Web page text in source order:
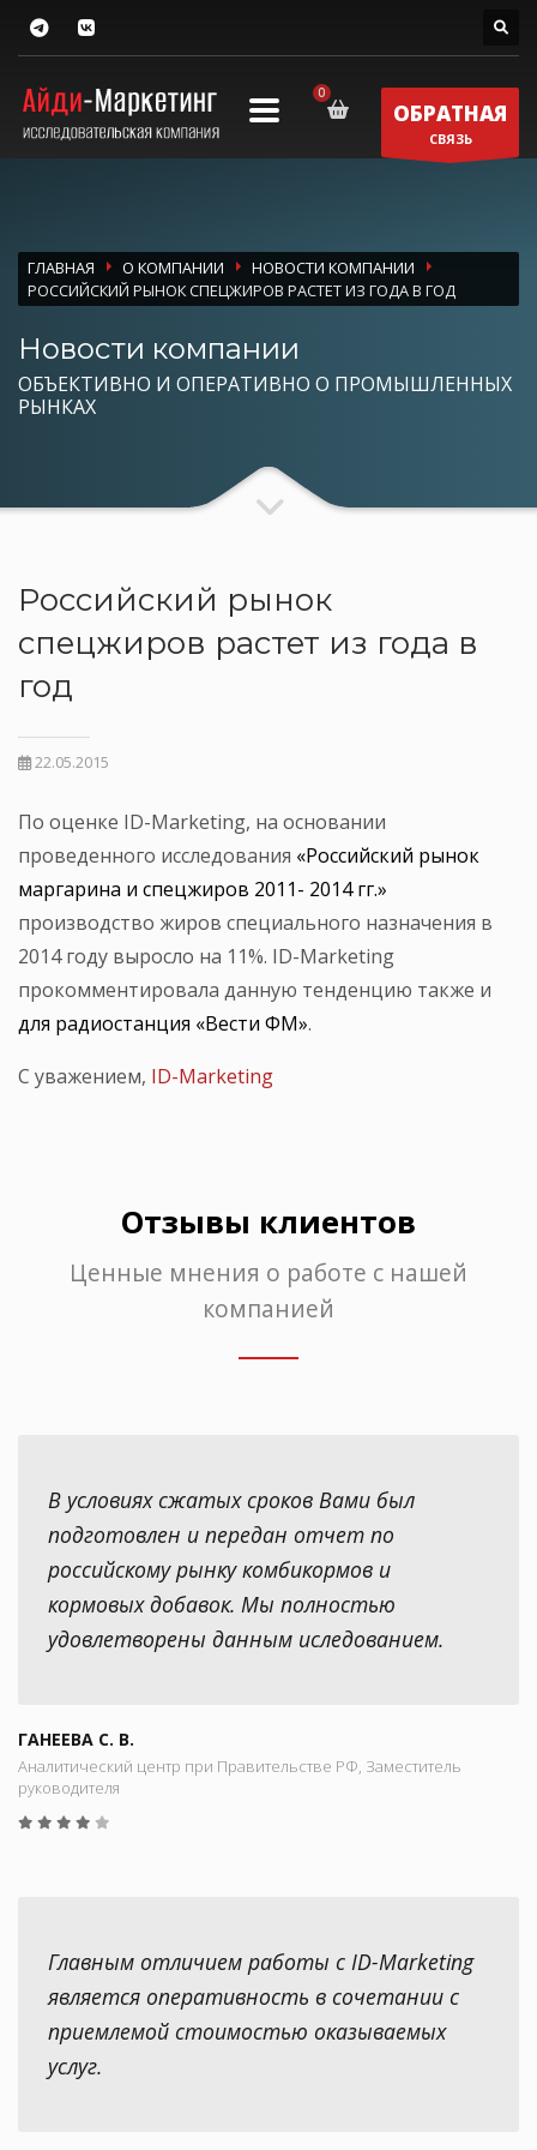
ОБРАТНАЯ
СВЯЗЬ
ГЛАВНАЯ О КОМПАНИИ
НОВОСТИ КОМПАНИИ
РОССИЙСКИЙ РЫНОК СПЕЦЖИРОВ РАСТЕТ ИЗ ГОДА В ГОД
Новости компании
ОБЪЕКТИВНО И ОПЕРАТИВНО О ПРОМЫШЛЕННЫХ
РЫНКАХ
Российский рынок
спецжиров растет из года в
год
22.05.2015
По оценке ID-Marketing, на основании
проведенного исследования «Российский рынок
маргарина и спецжиров 2011- 2014 гг.»
производство жиров специального назначения в
2014 году выросло на 11%. ID-Marketing
прокомментировала данную тенденцию также и
для радиостанция «Вести ФМ».
С уважением, ID-Marketing
Отзывы клиентов
Ценные мнения о работе с нашей
компанией
В условиях сжатых сроков Вами был
подготовлен и передан отчет по
российскому рынку комбикормов и
кормовых добавок. Мы полностью
удовлетворены данным иследованием.
ГАНЕЕВА С. В.
Аналитический центр при Правительстве РФ, Заместитель
руководителя
Главным отличием работы с ID-Marketing
является оперативность в сочетании с
приемлемой стоимостью оказываемых
услуг.